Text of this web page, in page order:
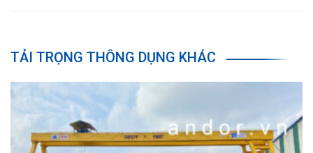
TẢI TRỌNG THÔNG DỤNG KHÁC